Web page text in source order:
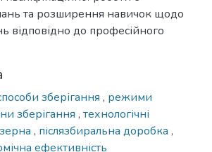
та розширення навичок щодо
відповідно до професійного
зберігання , режими
зберігання , технологічні
, післязбиральна доробка ,
ефективність